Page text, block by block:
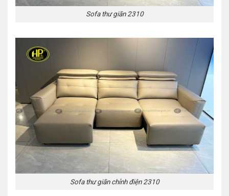
Sofa thư giãn 2310
Sofa thư giãn chỉnh điện 2310